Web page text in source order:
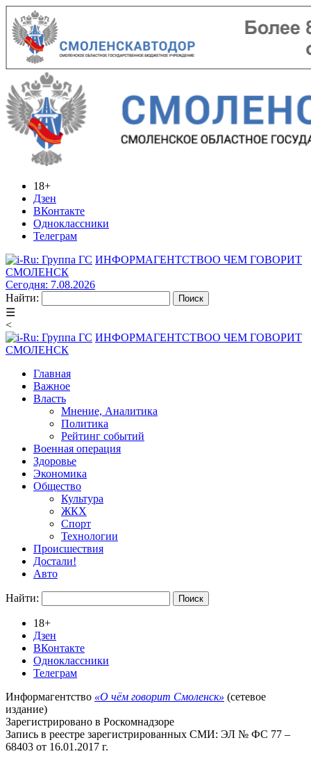
18+
Дзен
ВКонтакте
Одноклассники
Телеграм
ИНФОРМАГЕНТСТВОО ЧЕМ ГОВОРИТ
СМОЛЕНСК
Сегодня: 7.08.2026
Найти:
☰
<
ИНФОРМАГЕНТСТВОО ЧЕМ ГОВОРИТ
СМОЛЕНСК
Главная
Важное
Власть
Мнение, Аналитика
Политика
Рейтинг событий
Военная операция
Здоровье
Экономика
Общество
Культура
ЖКХ
Спорт
Технологии
Происшествия
Достали!
Авто
Найти:
18+
Дзен
ВКонтакте
Одноклассники
Телеграм
Информагентство «О чём говорит Смоленск» (сетевое
издание)
Зарегистрировано в Роскомнадзоре
Запись в реестре зарегистрированных СМИ: ЭЛ № ФС 77 –
68403 от 16.01.2017 г.